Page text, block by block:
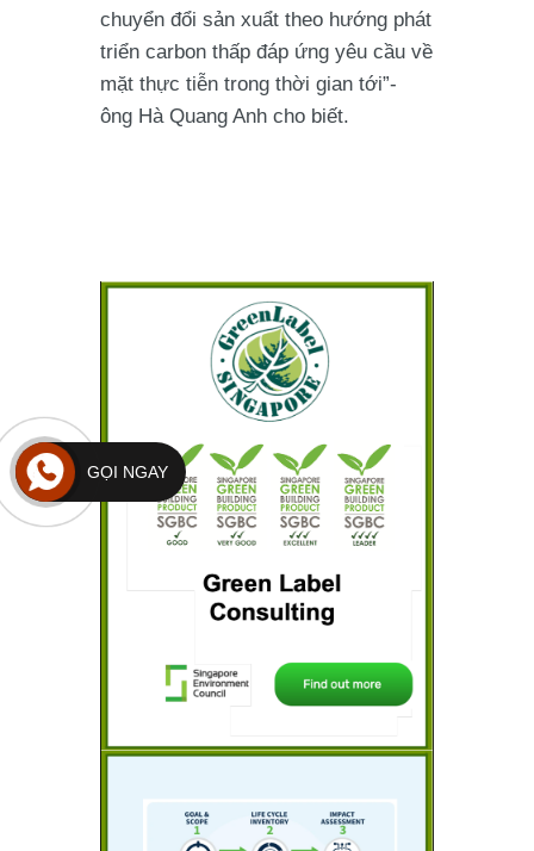
chuyển đổi sản xuẩt theo hướng phát
triển carbon thấp đáp ứng yêu cầu về
mặt thực tiễn trong thời gian tới”-
ông Hà Quang Anh cho biết.
GỌI NGAY